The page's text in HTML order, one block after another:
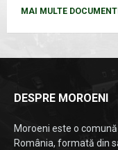
MAI MULTE
DESPRE MOROENI
Moroeni este o
România, formată din